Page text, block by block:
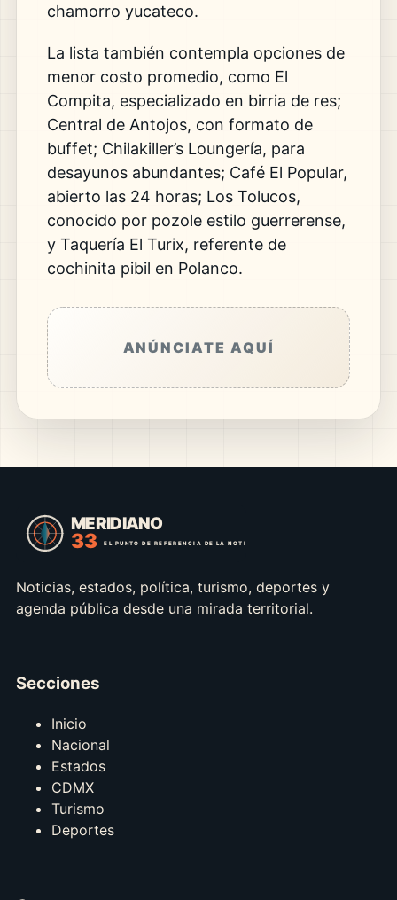
chamorro yucateco.
La lista también contempla opciones de
menor costo promedio, como El
Compita, especializado en birria de res;
Central de Antojos, con formato de
buffet; Chilakiller’s Loungería, para
desayunos abundantes; Café El Popular,
abierto las 24 horas; Los Tolucos,
conocido por pozole estilo guerrerense,
y Taquería El Turix, referente de
cochinita pibil en Polanco.
ANÚNCIATE AQUÍ
Noticias, estados, política, turismo, deportes y
agenda pública desde una mirada territorial.
Secciones
Inicio
Nacional
Estados
CDMX
Turismo
Deportes